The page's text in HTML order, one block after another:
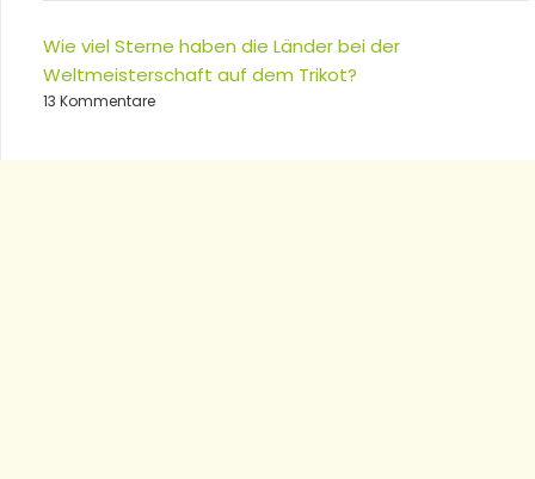
Wie viel Sterne haben die Länder bei der
Weltmeisterschaft auf dem Trikot?
13 Kommentare